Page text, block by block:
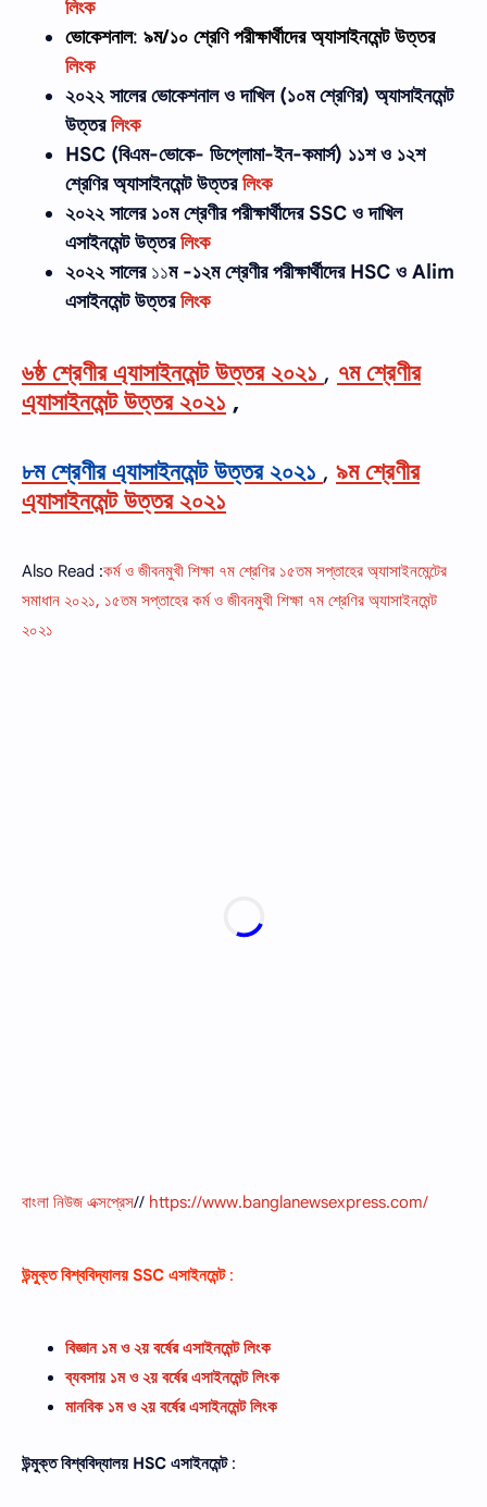
লিংক
ভোকেশনাল: ৯ম/১০ শ্রেণিপরীক্ষার্থীদেরঅ্যাসাইনমেন্ট উত্তর
লিংক
২০২২ সালের ভোকেশনাল ও দাখিল (১০ম শ্রেণির) অ্যাসাইনমেন্ট
উত্তরলিংক
HSC (বিএম-ভোকে- ডিপ্লোমা-ইন-কমার্স) ১১শ ও ১২শ
শ্রেণির অ্যাসাইনমেন্ট উত্তরলিংক
২০২২ সালের ১০ম শ্রেণীরপরীক্ষার্থীদেরSSC ও দাখিল
এসাইনমেন্ট উত্তরলিংক
২০২২ সালের১১ম -১২ম শ্রেণীর পরীক্ষার্থীদের HSC ও Alim
এসাইনমেন্ট উত্তরলিংক
৬ষ্ঠ শ্রেণীর এ্যাসাইনমেন্ট উত্তর ২০২১ , ৭ম শ্রেণীর
এ্যাসাইনমেন্ট উত্তর ২০২১ ,
৮ম শ্রেণীর এ্যাসাইনমেন্ট উত্তর ২০২১ , ৯ম শ্রেণীর
এ্যাসাইনমেন্ট উত্তর ২০২১
Also Read :কর্ম ও জীবনমুখী শিক্ষা ৭ম শ্রেণির ১৫তম সপ্তাহের অ্যাসাইনমেন্টের
সমাধান ২০২১, ১৫তম সপ্তাহের কর্ম ও জীবনমুখী শিক্ষা ৭ম শ্রেণির অ্যাসাইনমেন্ট
২০২১
বাংলা নিউজ এক্সপ্রেস// https://www.banglanewsexpress.com/
উন্মুক্ত বিশ্ববিদ্যালয়SSC এসাইনমেন্ট:
বিজ্ঞান ১ম ও ২য় বর্ষের এসাইনমেন্ট লিংক
ব্যবসায় ১ম ও ২য় বর্ষের এসাইনমেন্ট লিংক
মানবিক ১ম ও ২য় বর্ষের এসাইনমেন্ট লিংক
উন্মুক্ত বিশ্ববিদ্যালয় HSC এসাইনমেন্ট: